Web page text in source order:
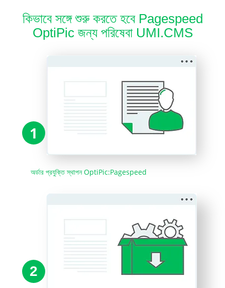
কিভাবে সঙ্গে শুরু করতে হবে Pagespeed
OptiPic জন্য পরিষেবা UMI.CMS
1
অর্ডার প্রযুক্তি স্থাপন OptiPic:Pagespeed
2